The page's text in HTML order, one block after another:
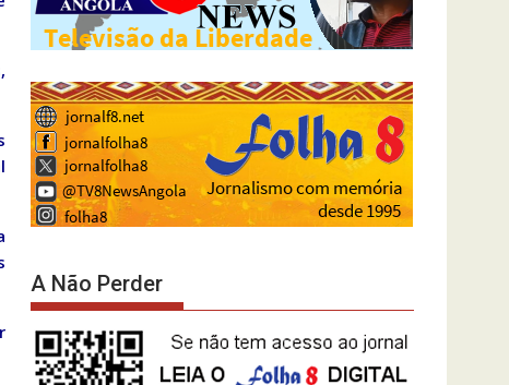
A Não Perder